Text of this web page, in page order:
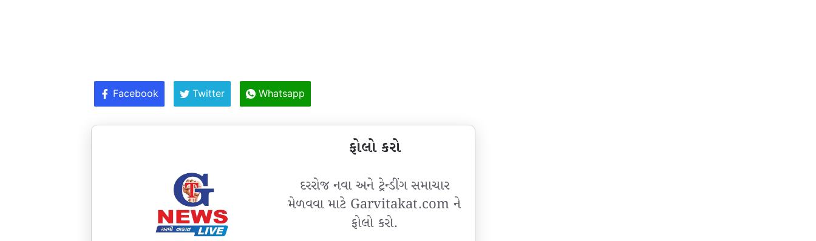
Facebook Twitter Whatsapp
ફોલો કરો
દરરોજ નવા અને ટ્રેન્ડીંગ સમાચાર
મેળવવા માટે Garvitakat.com ને
ફોલો કરો.